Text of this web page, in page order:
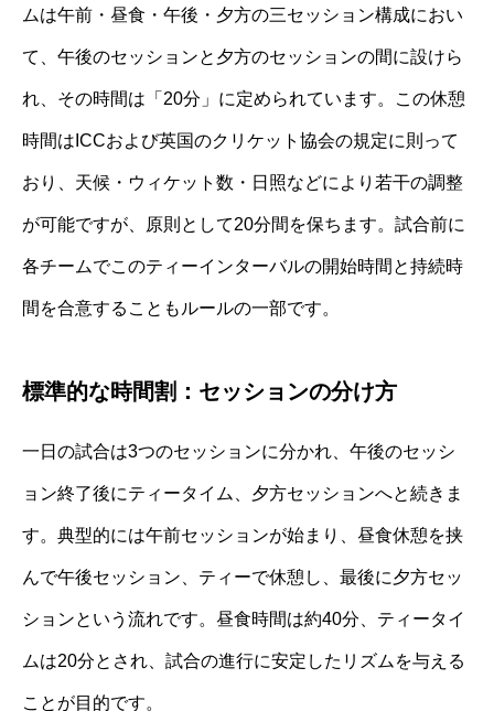
ムは午前・昼食・午後・夕方の三セッション構成におい
て、午後のセッションと夕方のセッションの間に設けら
れ、その時間は「20分」に定められています。この休憩
時間はICCおよび英国のクリケット協会の規定に則って
おり、天候・ウィケット数・日照などにより若干の調整
が可能ですが、原則として20分間を保ちます。試合前に
各チームでこのティーインターバルの開始時間と持続時
間を合意することもルールの一部です。
標準的な時間割：セッションの分け方
一日の試合は3つのセッションに分かれ、午後のセッシ
ョン終了後にティータイム、夕方セッションへと続きま
す。典型的には午前セッションが始まり、昼食休憩を挟
んで午後セッション、ティーで休憩し、最後に夕方セッ
ションという流れです。昼食時間は約40分、ティータイ
ムは20分とされ、試合の進行に安定したリズムを与える
ことが目的です。